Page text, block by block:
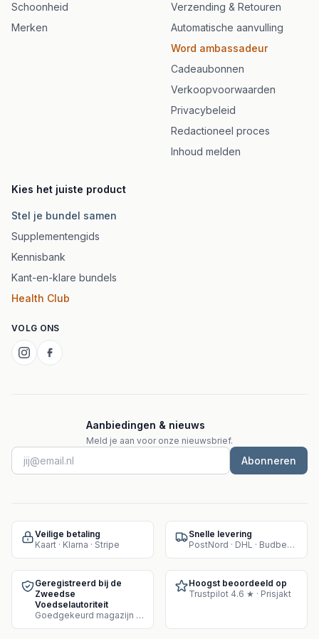
Schoonheid
Merken
Verzending & Retouren
Automatische aanvulling
Word ambassadeur
Cadeaubonnen
Verkoopvoorwaarden
Privacybeleid
Redactioneel proces
Inhoud melden
Kies het juiste product
Stel je bundel samen
Supplementengids
Kennisbank
Kant-en-klare bundels
Health Club
VOLG ONS
Aanbiedingen & nieuws
Meld je aan voor onze nieuwsbrief.
Abonneren
Veilige betaling
Kaart · Klarna · Stripe
Snelle levering
PostNord · DHL · Budbee · Instabox
Geregistreerd bij de
Zweedse
Voedselautoriteit
Goedgekeurd magazijn voor supplementenverkoop
Hoogst beoordeeld op
Trustpilot 4.6 ★ · Prisjakt